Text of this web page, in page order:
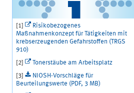
[1]
Risikobezogenes
Maßnahmenkonzept für Tätigkeiten mit
krebserzeugenden Gefahrstoffen (TRGS
910)
[2]
Tonerstäube am Arbeitsplatz
[3]
NIOSH-Vorschläge für
Beurteilungswerte (PDF, 3 MB)